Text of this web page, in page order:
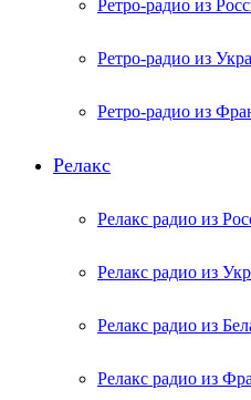
Ретро-радио из
Ретро-радио из
Ретро-радио из
Релакс
Релакс радио из
Релакс радио из
Релакс радио из
Релакс радио из